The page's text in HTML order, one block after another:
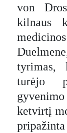
von
kilnaus
tyrimas,
turėjo
ketvirtį